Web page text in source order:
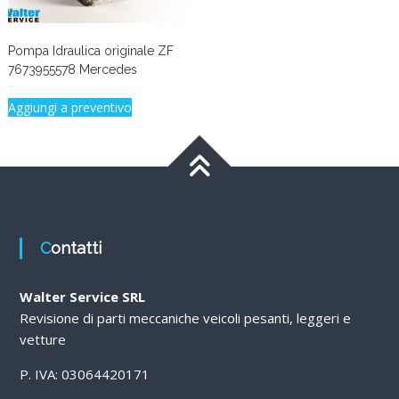
Pompa Idraulica originale ZF
7673955578 Mercedes
Aggiungi a preventivo
Contatti
Walter Service SRL
Revisione di parti meccaniche veicoli pesanti, leggeri e
vetture
P. IVA: 03064420171